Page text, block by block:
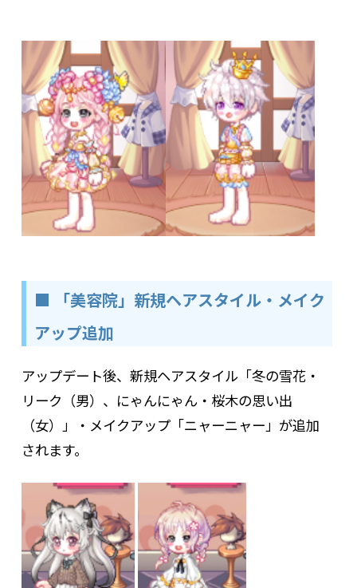
■ 「美容院」新規ヘアスタイル・メイク
アップ追加
アップデート後、新規ヘアスタイル「冬の雪花・
リーク（男）、にゃんにゃん・桜木の思い出
（女）」・メイクアップ「ニャーニャー」が追加
されます。